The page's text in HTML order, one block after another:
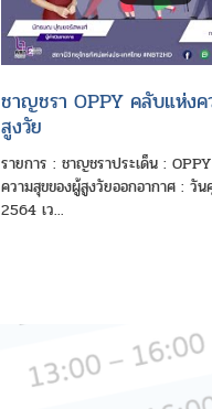
ชาญชรา OPPY คลับแห่ง
สูงวัย
รายการ : ชาญชราประเด็น :
ความสุขของผู้สูงวัยออกอากาศ : วั
2564 เว...